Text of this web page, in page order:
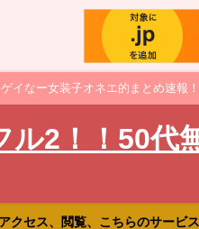
イなー女装子オネエ的まとめ速報
ル2！！50代
クセス、閲覧、こちらのサービ